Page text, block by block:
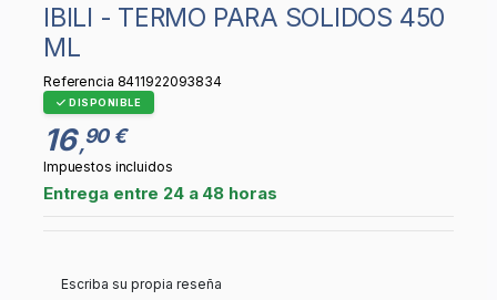
IBILI - TERMO PARA SOLIDOS 450
ML
Referencia 8411922093834
DISPONIBLE
16 ,90 €
Impuestos incluidos
Entrega entre 24 a 48 horas
Escriba su propia reseña